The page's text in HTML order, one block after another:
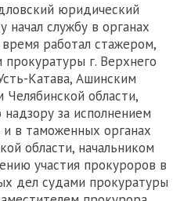
юридический
начал службу в органах
работал стажером,
г. Верхнего
Катава, Ашинским
области,
за исполнением
в таможенных органах
области, начальником
участия прокуроров в
дел судами прокуратуры